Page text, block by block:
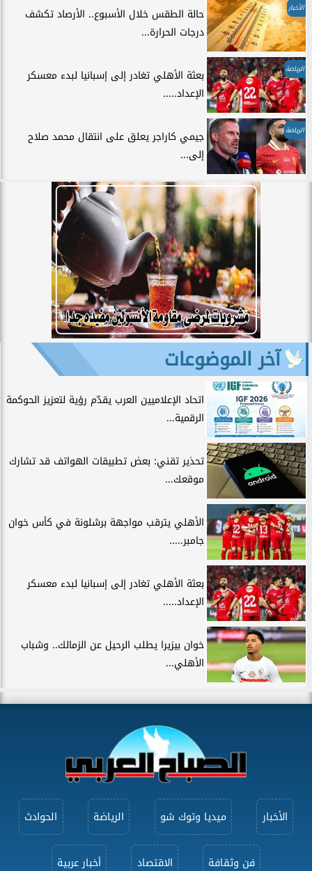
الأخبار
حالة الطقس خلال الأسبوع.. الأرصاد تكشف
درجات الحرارة...
الرياضة
بعثة الأهلي تغادر إلى إسبانيا لبدء معسكر
الإعداد.....
الرياضة
جيمي كاراجر يعلق على انتقال محمد صلاح
إلى...
آخر الموضوعات
اتحاد الإعلاميين العرب يقدّم رؤية لتعزيز الحوكمة
الرقمية...
تحذير تقني: بعض تطبيقات الهواتف قد تشارك
موقعك...
الأهلي يترقب مواجهة برشلونة في كأس خوان
جامبر.....
بعثة الأهلي تغادر إلى إسبانيا لبدء معسكر
الإعداد.....
خوان بيزيرا يطلب الرحيل عن الزمالك.. وشباب
الأهلي...
الأخبار ميديا وتوك شو الرياضة الحوادث
فن وثقافة الاقتصاد أخبار عربية